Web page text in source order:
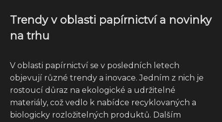
Trendy v oblasti papírnictví a novinky
na trhu
V oblasti papírnictví se v posledních letech
objevují různé trendy a inovace. Jedním z nich je
rostoucí důraz na ekologické a udržitelné
materiály, což vedlo k nabídce recyklovaných a
biologicky rozložitelných produktů. Dalším